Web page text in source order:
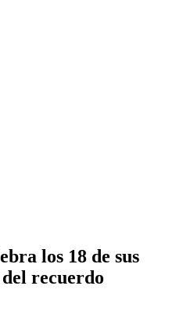
los 18 de sus
recuerdo